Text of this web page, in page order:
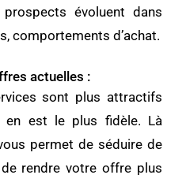
évoluent dans
comportements d’achat.
actuelles :
sont plus attractifs
en est le plus fidèle. Là
permet de séduire de
rendre votre offre plus